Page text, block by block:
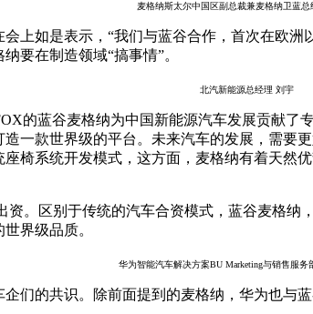
麦格纳斯太尔中国区副总裁兼麦格纳卫蓝总
上如是表示，“我们与蓝谷合作，首次在欧
要在制造领域“搞事情”。
北汽新能源总经理 刘宇
的蓝谷麦格纳为中国新能源汽车发展贡献
一款世界级的平台。未来汽车的发展，需
椅系统开发模式，这方面，麦格纳有着天
资。区别于传统的汽车合资模式，蓝谷麦格
界级品质。
华为智能汽车解决方案BU Marketing与销售服务
们的共识。除前面提到的麦格纳，华为也与